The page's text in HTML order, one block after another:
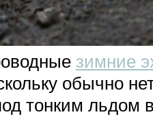
зимние
обычно
тонким льдом